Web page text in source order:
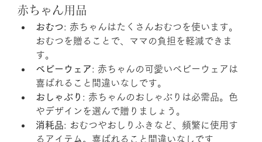
赤ちゃん用品
おむつ: 赤ちゃんはたくさんおむつを使います。
おむつを贈ることで、ママの負担を軽減できま
す。
ベビーウェア: 赤ちゃんの可愛いベビーウェアは
喜ばれること間違いなしです。
おしゃぶり : 赤ちゃんのおしゃぶりは必需品。色
やデザインを選んで贈りましょう。
消耗品: おむつやおしりふきなど、頻繁に使用す
るアイテム。喜ばれること間違いなしです